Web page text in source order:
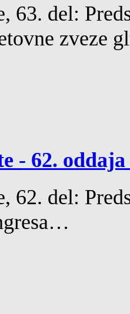
63. del:
zveze
- 62. oddaja
62. del: